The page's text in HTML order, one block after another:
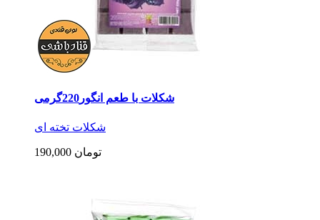
شکلات با طعم انگور220گرمی
شکلات تخته ای
190,000 تومان